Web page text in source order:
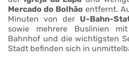
Mercado do Bolhão entfernt.
Minuten von der U-Bahn-
sowie mehrere Buslinien
Bahnhof und die wichtigsten
Stadt befinden sich in